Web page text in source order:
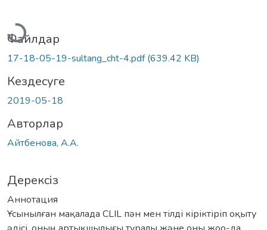
Жүктеу...
Файлдар
17-18-05-19-sultang_cht-4.pdf(639.42 KB)
Кездесуге
2019-05-18
Авторлар
Айтбенова, А.А.
Дерексіз
Аннотация
Ұсынылған мақалада CLIL пəн мен тілді кіріктіріп оқыту